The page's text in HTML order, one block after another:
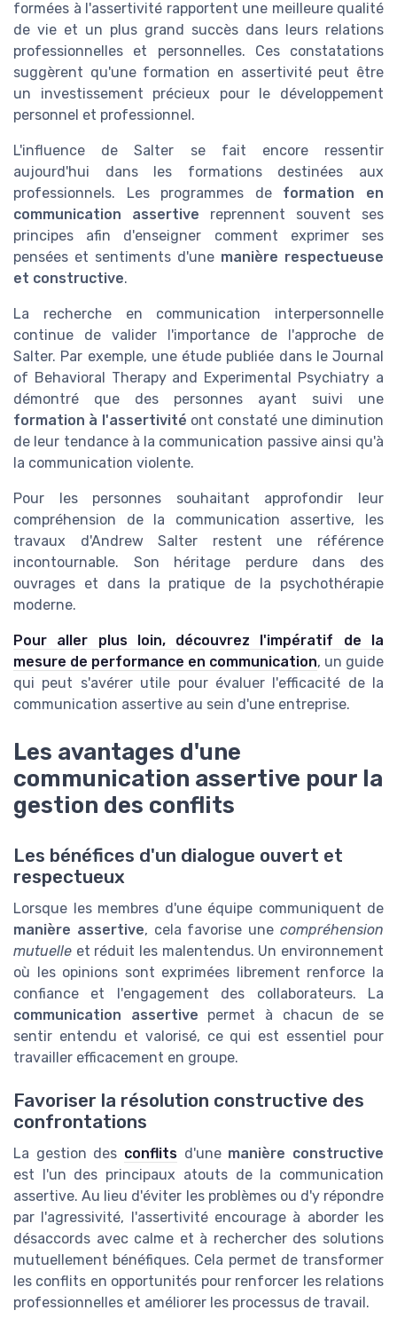
formées à l'assertivité rapportent une meilleure qualité
de vie et un plus grand succès dans leurs relations
professionnelles et personnelles. Ces constatations
suggèrent qu'une formation en assertivité peut être
un investissement précieux pour le développement
personnel et professionnel.
L'influence de Salter se fait encore ressentir
aujourd'hui dans les formations destinées aux
professionnels. Les programmes de formation en
communication assertive reprennent souvent ses
principes afin d'enseigner comment exprimer ses
pensées et sentiments d'une manière respectueuse
et constructive.
La recherche en communication interpersonnelle
continue de valider l'importance de l'approche de
Salter. Par exemple, une étude publiée dans le Journal
of Behavioral Therapy and Experimental Psychiatry a
démontré que des personnes ayant suivi une
formation à l'assertivité ont constaté une diminution
de leur tendance à la communication passive ainsi qu'à
la communication violente.
Pour les personnes souhaitant approfondir leur
compréhension de la communication assertive, les
travaux d'Andrew Salter restent une référence
incontournable. Son héritage perdure dans des
ouvrages et dans la pratique de la psychothérapie
moderne.
Pour aller plus loin, découvrez l'impératif de la
mesure de performance en communication, un guide
qui peut s'avérer utile pour évaluer l'efficacité de la
communication assertive au sein d'une entreprise.
Les avantages d'une
communication assertive pour la
gestion des conflits
Les bénéfices d'un dialogue ouvert et
respectueux
Lorsque les membres d'une équipe communiquent de
manière assertive, cela favorise unecompréhension
mutuelle et réduit les malentendus. Un environnement
où les opinions sont exprimées librement renforce la
confiance et l'engagement des collaborateurs. La
communication assertive permet à chacun de se
sentir entendu et valorisé, ce qui est essentiel pour
travailler efficacement en groupe.
Favoriser la résolution constructive des
confrontations
La gestion des conflits d'une manière constructive
est l'un des principaux atouts de la communication
assertive. Au lieu d'éviter les problèmes ou d'y répondre
par l'agressivité, l'assertivité encourage à aborder les
désaccords avec calme et à rechercher des solutions
mutuellement bénéfiques. Cela permet de transformer
les conflits en opportunités pour renforcer les relations
professionnelles et améliorer les processus de travail.